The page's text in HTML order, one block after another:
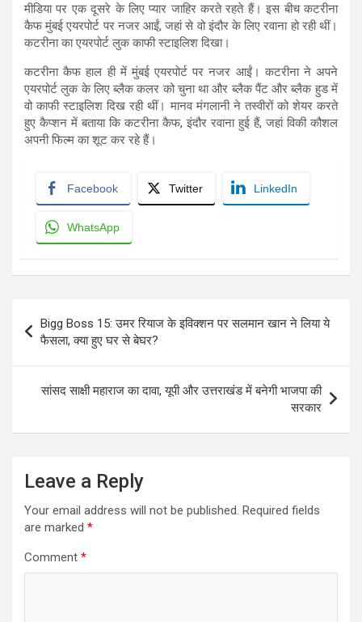
मीडिया पर एक दूसरे के लिए प्यार जाहिर करते रहते हैं। इस बीच कटरीना
कैफ मुंबई एयरपोर्ट पर नजर आईं, जहां से वो इंदौर के लिए रवाना हो रही थीं।
कटरीना का एयरपोर्ट लुक काफी स्टाइलिश दिखा।
कटरीना कैफ हाल ही में मुंबई एयरपोर्ट पर नजर आईं। कटरीना ने अपने
एयरपोर्ट लुक के लिए ब्लैक कलर को चुना था और ब्लैक पैंट और ब्लैक हुड में
वो काफी स्टाइलिश दिख रही थीं। मानव मंगलानी ने तस्वीरों को शेयर करते
हुए कैप्शन में बताया कि कटरीना कैफ, इंदौर रवाना हुई हैं, जहां विकी कौशल
अपनी फिल्म का शूट कर रहे हैं।
Facebook Twitter LinkedIn
WhatsApp
navigation
Bigg Boss 15: उमर रियाज के इविक्शन पर सलमान खान ने लिया ये
फैसला, क्या हुए घर से बेघर?
सांसद साक्षी महाराज का दावा, यूपी और उत्तराखंड में बनेगी भाजपा की
सरकार
Leave a Reply
Your email address will not be published. Required fields
are marked *
Comment *